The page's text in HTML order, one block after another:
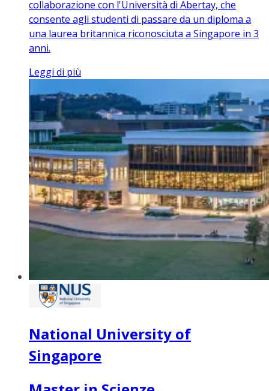
collaborazione con l'Università di Abertay, che
consente agli studenti di passare da un diploma a
una laurea britannica riconosciuta a Singapore in 3
anni.
Leggi di più
National University of
Singapore